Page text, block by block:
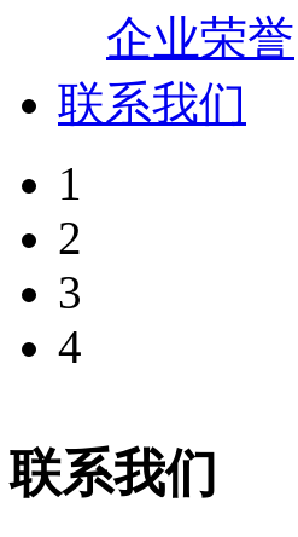
企业荣誉
联系我们
1
2
3
4
联系我们